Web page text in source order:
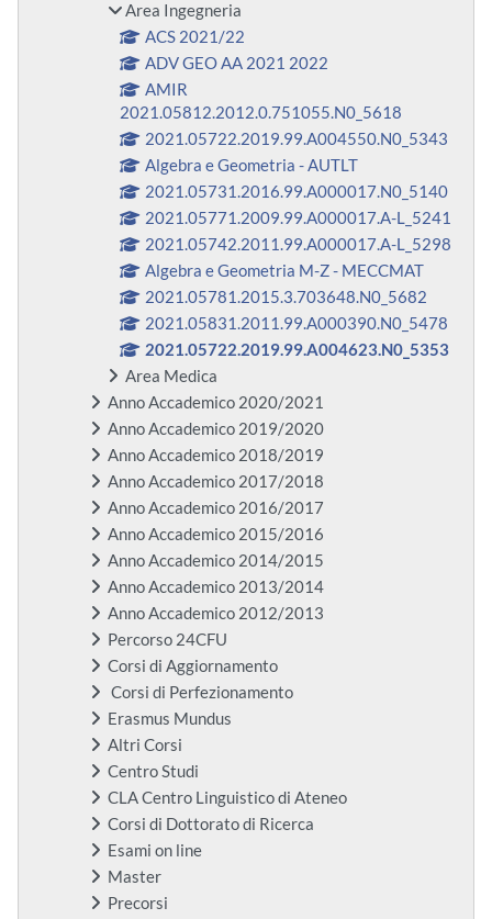
Area Ingegneria
ACS 2021/22
ADV GEO AA 2021 2022
AMIR
2021.05812.2012.0.751055.N0_5618
2021.05722.2019.99.A004550.N0_5343
Algebra e Geometria - AUTLT
2021.05731.2016.99.A000017.N0_5140
2021.05771.2009.99.A000017.A-L_5241
2021.05742.2011.99.A000017.A-L_5298
Algebra e Geometria M-Z - MECCMAT
2021.05781.2015.3.703648.N0_5682
2021.05831.2011.99.A000390.N0_5478
2021.05722.2019.99.A004623.N0_5353
Area Medica
Anno Accademico 2020/2021
Anno Accademico 2019/2020
Anno Accademico 2018/2019
Anno Accademico 2017/2018
Anno Accademico 2016/2017
Anno Accademico 2015/2016
Anno Accademico 2014/2015
Anno Accademico 2013/2014
Anno Accademico 2012/2013
Percorso 24CFU
Corsi di Aggiornamento
Corsi di Perfezionamento
Erasmus Mundus
Altri Corsi
Centro Studi
CLA Centro Linguistico di Ateneo
Corsi di Dottorato di Ricerca
Esami on line
Master
Precorsi